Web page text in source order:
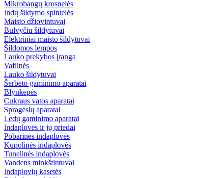
Mikrobangų krosnelės
Indų šildymo spintelės
Maisto džiovintuvai
Bulvyčiu šildytuvai
Elektriniai maisto šildytuvai
Šildomos lempos
Lauko prekybos įranga
Vaflinės
Lauko šildytuvai
Šerbeto gaminimo aparatai
Blynkepės
Cukraus vatos aparatai
Spragėsių aparatai
Ledų gaminimo aparatai
Indaplovės ir jų priedai
Pobarinės indaplovės
Kupolinės indaplovės
Tunelinės indaplovės
Vandens minkštintuvai
Indaplovių kasetės